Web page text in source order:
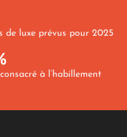
de luxe prévus pour 2025
à l’habillement